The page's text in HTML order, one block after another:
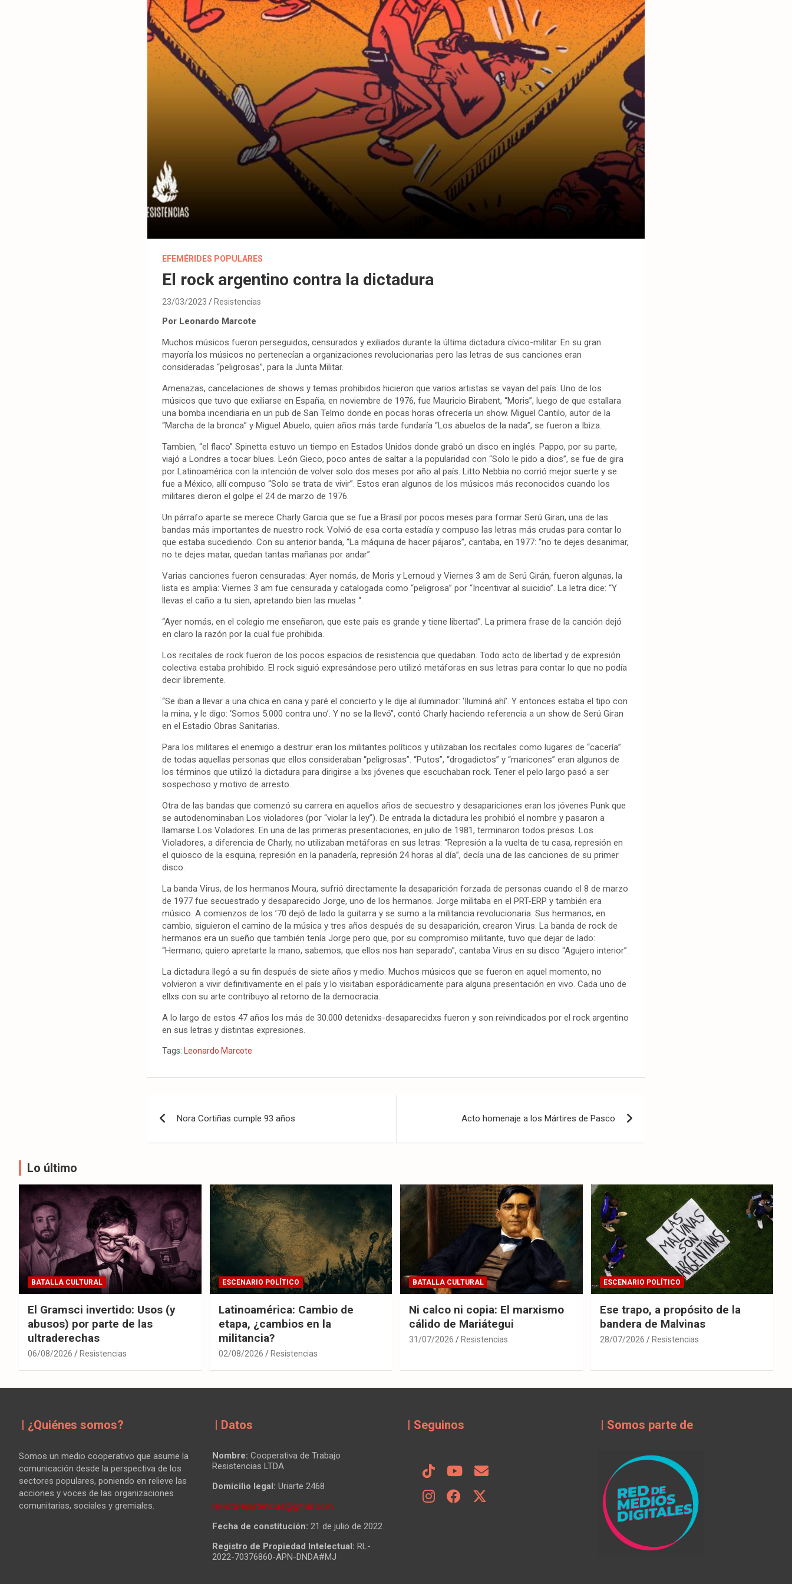
EFEMÉRIDES POPULARES
El rock argentino contra la dictadura
23/03/2023 Resistencias
Por Leonardo Marcote
Muchos músicos fueron perseguidos, censurados y exiliados durante la última dictadura cívico-militar. En su gran
mayoría los músicos no pertenecían a organizaciones revolucionarias pero las letras de sus canciones eran
consideradas “peligrosas”, para la Junta Militar.
Amenazas, cancelaciones de shows y temas prohibidos hicieron que varios artistas se vayan del país. Uno de los
músicos que tuvo que exiliarse en España, en noviembre de 1976, fue Mauricio Birabent, “Moris”, luego de que estallara
una bomba incendiaria en un pub de San Telmo donde en pocas horas ofrecería un show. Miguel Cantilo, autor de la
“Marcha de la bronca” y Miguel Abuelo, quien años más tarde fundaría “Los abuelos de la nada”, se fueron a Ibiza.
Tambien, “el flaco” Spinetta estuvo un tiempo en Estados Unidos donde grabó un disco en inglés. Pappo, por su parte,
viajó a Londres a tocar blues. León Gieco, poco antes de saltar a la popularidad con “Solo le pido a dios”, se fue de gira
por Latinoamérica con la intención de volver solo dos meses por año al país. Litto Nebbia no corrió mejor suerte y se
fue a México, allí compuso “Solo se trata de vivir”. Estos eran algunos de los músicos más reconocidos cuando los
militares dieron el golpe el 24 de marzo de 1976.
Un párrafo aparte se merece Charly Garcia que se fue a Brasil por pocos meses para formar Serú Giran, una de las
bandas más importantes de nuestro rock. Volvió de esa corta estadía y compuso las letras más crudas para contar lo
que estaba sucediendo. Con su anterior banda, “La máquina de hacer pájaros”, cantaba, en 1977: “no te dejes desanimar,
no te dejes matar, quedan tantas mañanas por andar”.
Varias canciones fueron censuradas: Ayer nomás, de Moris y Lernoud y Viernes 3 am de Serú Girán, fueron algunas, la
lista es amplia: Viernes 3 am fue censurada y catalogada como “peligrosa” por “Incentivar al suicidio”. La letra dice: “Y
llevas el caño a tu sien, apretando bien las muelas “.
“Ayer nomás, en el colegio me enseñaron, que este país es grande y tiene libertad”. La primera frase de la canción dejó
en claro la razón por la cual fue prohibida.
Los recitales de rock fueron de los pocos espacios de resistencia que quedaban. Todo acto de libertad y de expresión
colectiva estaba prohibido. El rock siguió expresándose pero utilizó metáforas en sus letras para contar lo que no podía
decir libremente.
“Se iban a llevar a una chica en cana y paré el concierto y le dije al iluminador: ‘Iluminá ahí’. Y entonces estaba el tipo con
la mina, y le digo: ‘Somos 5.000 contra uno’. Y no se la llevó”, contó Charly haciendo referencia a un show de Serú Giran
en el Estadio Obras Sanitarias.
Para los militares el enemigo a destruir eran los militantes políticos y utilizaban los recitales como lugares de “cacería”
de todas aquellas personas que ellos consideraban “peligrosas”. “Putos”, “drogadictos” y “maricones” eran algunos de
los términos que utilizó la dictadura para dirigirse a lxs jóvenes que escuchaban rock. Tener el pelo largo pasó a ser
sospechoso y motivo de arresto.
Otra de las bandas que comenzó su carrera en aquellos años de secuestro y desapariciones eran los jóvenes Punk que
se autodenominaban Los violadores (por “violar la ley”). De entrada la dictadura les prohibió el nombre y pasaron a
llamarse Los Voladores. En una de las primeras presentaciones, en julio de 1981, terminaron todos presos. Los
Violadores, a diferencia de Charly, no utilizaban metáforas en sus letras: “Represión a la vuelta de tu casa, represión en
el quiosco de la esquina, represión en la panadería, represión 24 horas al día”, decía una de las canciones de su primer
disco.
La banda Virus, de los hermanos Moura, sufrió directamente la desaparición forzada de personas cuando el 8 de marzo
de 1977 fue secuestrado y desaparecido Jorge, uno de los hermanos. Jorge militaba en el PRT-ERP y también era
músico. A comienzos de los ’70 dejó de lado la guitarra y se sumo a la militancia revolucionaria. Sus hermanos, en
cambio, siguieron el camino de la música y tres años después de su desaparición, crearon Virus. La banda de rock de
hermanos era un sueño que también tenía Jorge pero que, por su compromiso militante, tuvo que dejar de lado:
“Hermano, quiero apretarte la mano, sabemos, que ellos nos han separado”, cantaba Virus en su disco “Agujero interior”.
La dictadura llegó a su fin después de siete años y medio. Muchos músicos que se fueron en aquel momento, no
volvieron a vivir definitivamente en el país y lo visitaban esporádicamente para alguna presentación en vivo. Cada uno de
ellxs con su arte contribuyo al retorno de la democracia.
A lo largo de estos 47 años los más de 30.000 detenidxs-desaparecidxs fueron y son reivindicados por el rock argentino
en sus letras y distintas expresiones.
Tags: Leonardo Marcote
de
Nora Cortiñas cumple 93 años Acto homenaje a los Mártires de Pasco
Lo último
BATALLA CULTURAL
El Gramsci invertido: Usos (y
abusos) por parte de las
ultraderechas
06/08/2026 Resistencias
ESCENARIO POLÍTICO
Latinoamérica: Cambio de
etapa, ¿cambios en la
militancia?
02/08/2026 Resistencias
BATALLA CULTURAL
Ni calco ni copia: El marxismo
cálido de Mariátegui
31/07/2026 Resistencias
ESCENARIO POLÍTICO
Ese trapo, a propósito de la
bandera de Malvinas
28/07/2026 Resistencias
| ¿Quiénes somos?
Somos un medio cooperativo que asume la
comunicación desde la perspectiva de los
sectores populares, poniendo en relieve las
acciones y voces de las organizaciones
comunitarias, sociales y gremiales.
| Datos
Nombre: Cooperativa de Trabajo
Resistencias LTDA
Domicilio legal: Uriarte 2468
revistaresistencias@gmail.com
Fecha de constitución: 21 de julio de 2022
Registro de Propiedad Intelectual: RL-
2022-70376860-APN-DNDA#MJ
| Seguinos | Somos parte de